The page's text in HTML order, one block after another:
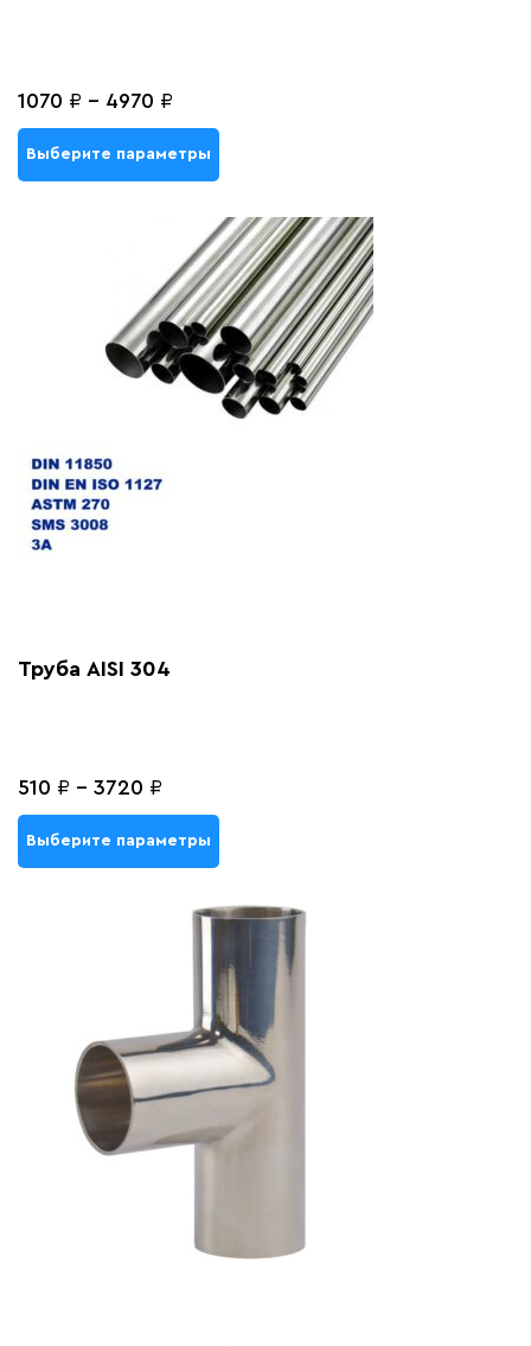
1070 ₽ - 4970 ₽
Выберите параметры
Труба AISI 304
510 ₽ - 3720 ₽
Выберите параметры